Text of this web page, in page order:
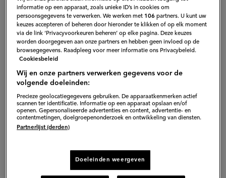
cake'
met
ingrediënten
informatie op een apparaat, zoals unieke ID’s in cookies om
persoonsgegevens te verwerken. We werken met 106 partners. U kunt uw
keuzes accepteren of beheren door hieronder te klikken of op elk moment
via de link ‘Privacyvoorkeuren beheren’ op elke pagina. Deze keuzes
worden doorgegeven aan onze partners en hebben geen invloed op de
browsegegevens. Raadpleeg voor meer informatie ons Privacybeleid.
Cookiesbeleid
Wij en onze partners verwerken gegevens voor de
volgende doeleinden:
Precieze geolocatiegegevens gebruiken. De apparaatkenmerken actief
scannen ter identificatie. Informatie op een apparaat opslaan en/of
openen. Gepersonaliseerde advertenties en content, advertentie- en
contentmetingen, doelgroepenonderzoek en ontwikkeling van diensten.
Partnerlijst (derden)
Doeleinden weergeven